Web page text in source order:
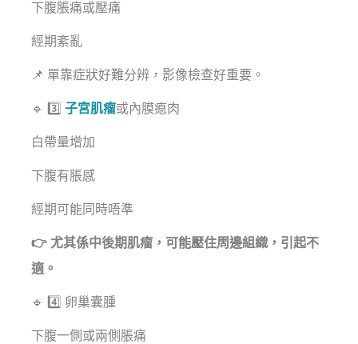
下腹脹痛或壓痛
經期紊亂
📌 單靠症狀好難分辨，影像檢查好重要。
🔹 3️⃣子宮肌瘤或內膜瘜肉
白帶量增加
下腹有脹感
經期可能同時唔準
👉 尤其係中後期肌瘤，可能壓住周邊組織，引起不
適。
🔹 4️⃣ 卵巢囊腫
下腹一側或兩側脹痛